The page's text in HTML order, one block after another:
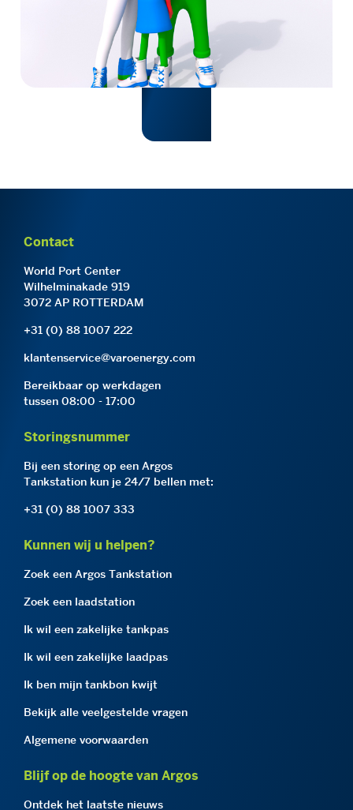
Contact
World Port Center
Wilhelminakade 919
3072 AP ROTTERDAM
+31 (0) 88 1007 222
klantenservice@varoenergy.com
Bereikbaar op werkdagen
tussen 08:00 - 17:00
Storingsnummer
Bij een storing op een Argos
Tankstation kun je 24/7 bellen met:
+31 (0) 88 1007 333
Kunnen wij u helpen?
Zoek een Argos Tankstation
Zoek een laadstation
Ik wil een zakelijke tankpas
Ik wil een zakelijke laadpas
Ik ben mijn tankbon kwijt
Bekijk alle veelgestelde vragen
Algemene voorwaarden
Blijf op de hoogte van Argos
Ontdek het laatste nieuws